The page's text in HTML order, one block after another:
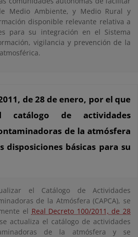
Medio Ambiente, y Medio Rural y
disponible relevante relativa a
para su integración en el Sistema
vigilancia y prevención de la
de 28 de enero, por el que
catálogo de actividades
de la atmósfera
disposiciones básicas para su
el Catálogo de Actividades
de la Atmósfera (CAPCA), se
el Real Decreto 100/2011, de 28
actualiza el catálogo de actividades
de la atmósfera y se